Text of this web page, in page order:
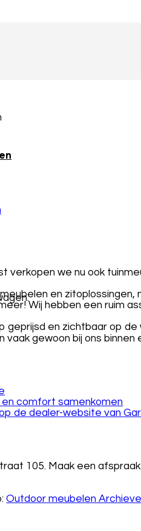
verkopen we nu ook
en
Wij hebben een ruim
geprijsd en zichtbaar op
gewoon bij ons
en comfort samenkomen
de dealer-website van
105. Maak een
Outdoor meubelen